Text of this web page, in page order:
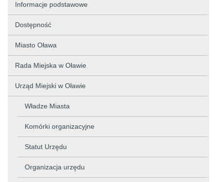
Informacje podstawowe
Dostępność
Miasto Oława
Rada Miejska w Oławie
Urząd Miejski w Oławie
Władze Miasta
Komórki organizacyjne
Statut Urzędu
Organizacja urzędu